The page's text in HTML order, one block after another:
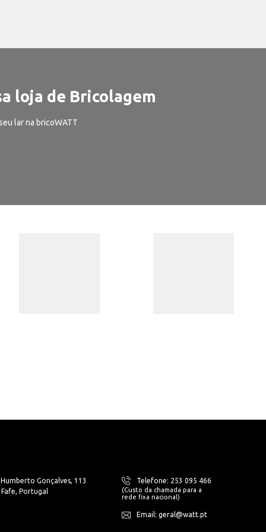
loja de Bricolagem
lar na bricoWATT
Gonçalves, 113
Portugal
Telefone: 253 095 466
(Custo da chamada para a
rede fixa nacional)
Email: geral@watt.pt